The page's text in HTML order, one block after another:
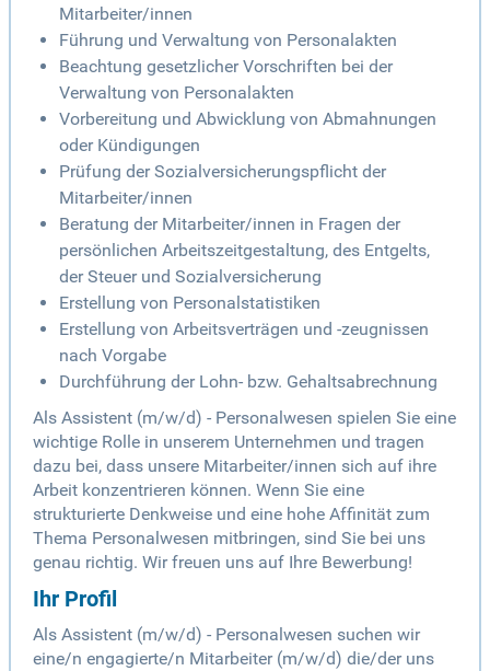
Mitarbeiter/innen
Führung und Verwaltung von Personalakten
Beachtung gesetzlicher Vorschriften bei der
Verwaltung von Personalakten
Vorbereitung und Abwicklung von Abmahnungen
oder Kündigungen
Prüfung der Sozialversicherungspflicht der
Mitarbeiter/innen
Beratung der Mitarbeiter/innen in Fragen der
persönlichen Arbeitszeitgestaltung, des Entgelts,
der Steuer und Sozialversicherung
Erstellung von Personalstatistiken
Erstellung von Arbeitsverträgen und -zeugnissen
nach Vorgabe
Durchführung der Lohn- bzw. Gehaltsabrechnung
Als Assistent (m/w/d) - Personalwesen spielen Sie eine
wichtige Rolle in unserem Unternehmen und tragen
dazu bei, dass unsere Mitarbeiter/innen sich auf ihre
Arbeit konzentrieren können. Wenn Sie eine
strukturierte Denkweise und eine hohe Affinität zum
Thema Personalwesen mitbringen, sind Sie bei uns
genau richtig. Wir freuen uns auf Ihre Bewerbung!
Ihr Profil
Als Assistent (m/w/d) - Personalwesen suchen wir
eine/n engagierte/n Mitarbeiter (m/w/d) die/der uns